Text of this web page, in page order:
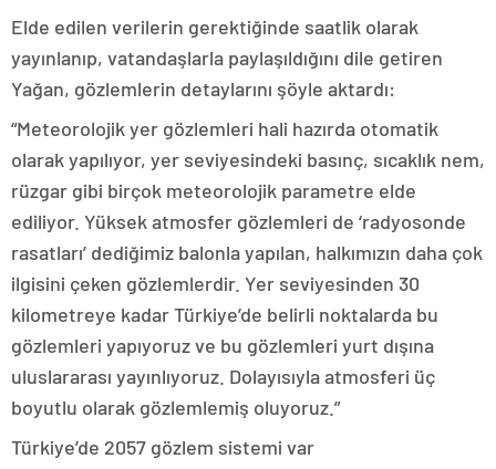
Elde edilen verilerin gerektiğinde saatlik olarak
yayınlanıp, vatandaşlarla paylaşıldığını dile getiren
Yağan, gözlemlerin detaylarını şöyle aktardı:
“Meteorolojik yer gözlemleri hali hazırda otomatik
olarak yapılıyor, yer seviyesindeki basınç, sıcaklık nem,
rüzgar gibi birçok meteorolojik parametre elde
ediliyor. Yüksek atmosfer gözlemleri de ‘radyosonde
rasatları’ dediğimiz balonla yapılan, halkımızın daha çok
ilgisini çeken gözlemlerdir. Yer seviyesinden 30
kilometreye kadar Türkiye’de belirli noktalarda bu
gözlemleri yapıyoruz ve bu gözlemleri yurt dışına
uluslararası yayınlıyoruz. Dolayısıyla atmosferi üç
boyutlu olarak gözlemlemiş oluyoruz.”
Türkiye’de 2057 gözlem sistemi var